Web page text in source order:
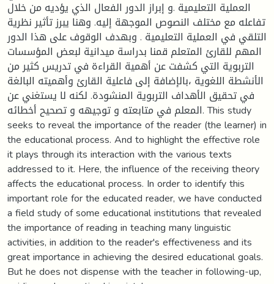
العملية التعليمية .و إبراز الدور الفعال الذي يؤديه من خلال
تفاعله مع مختلف النصوص الموجهة إليه. وهنا يبرز تأثير نظرية
التلقي في العملية التعليمية . وبهدف الوقوف على هذا الدور
المهم للقارئ المتعلم قمنا بدراسة ميدانية لبعض المؤسسات
التربوية التي كشفت عن أهمية القراءة في تدريس كثير من
الأنشطة اللغوية ،بالإضافة إلى فاعلية القارئ وأهميته البالغة
في تحقيق الأهداف التربوية المنشودة. لكنه لا يستغني عن
المعلم في متابعته و توجيهه و تصحيح أخطائه. This study
seeks to reveal the importance of the reader (the learner) in
the educational process. And to highlight the effective role
it plays through its interaction with the various texts
addressed to it. Here, the influence of the receiving theory
affects the educational process. In order to identify this
important role for the educated reader, we have conducted
a field study of some educational institutions that revealed
the importance of reading in teaching many linguistic
activities, in addition to the reader's effectiveness and its
great importance in achieving the desired educational goals.
But he does not dispense with the teacher in following-up,